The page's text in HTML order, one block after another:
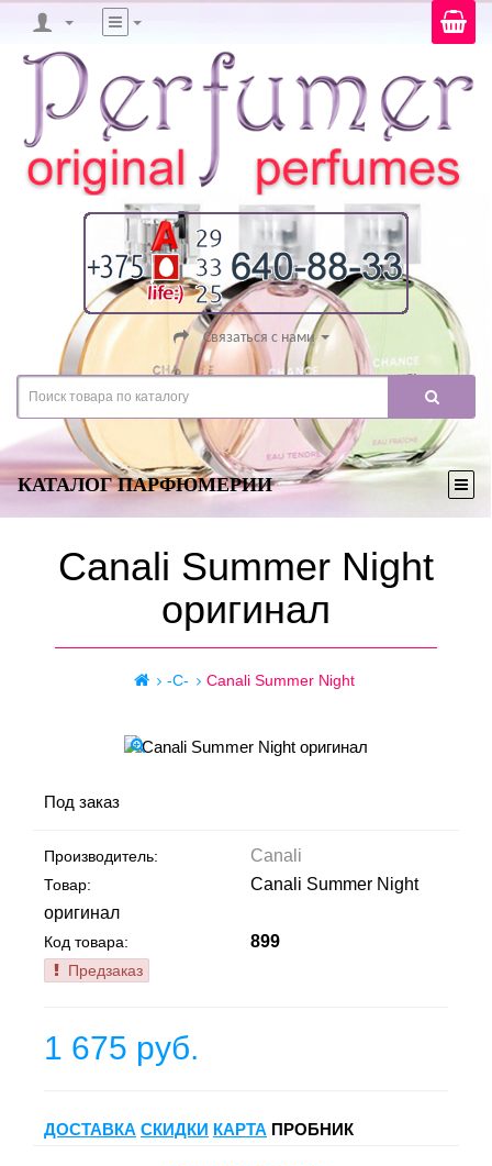
Связаться с нами
КАТАЛОГ ПАРФЮМЕРИИ
Canali Summer Night
оригинал
-C- Canali Summer Night
Под заказ
Производитель: Canali
Товар:
Canali Summer Night
оригинал
Код товара: 899
Предзаказ
1 675 руб.
ДОСТАВКА СКИДКИ КАРТА ПРОБНИК